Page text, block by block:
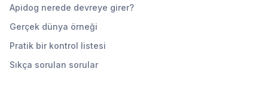
Apidog nerede devreye girer?
Gerçek dünya örneği
Pratik bir kontrol listesi
Sıkça sorulan sorular